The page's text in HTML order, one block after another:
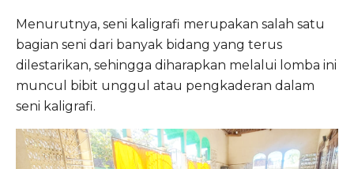
Menurutnya, seni kaligrafi merupakan salah satu
bagian seni dari banyak bidang yang terus
dilestarikan, sehingga diharapkan melalui lomba ini
muncul bibit unggul atau pengkaderan dalam
seni kaligrafi.